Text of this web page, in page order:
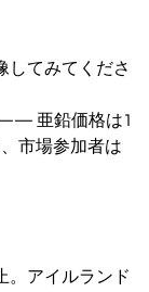
してみてくださ
—— 亜鉛価格は1
市場参加者は
。アイルランド